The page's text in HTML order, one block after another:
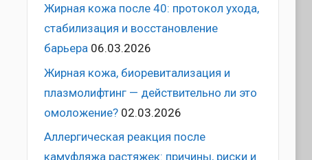
Жирная кожа после 40: протокол ухода,
стабилизация и восстановление
барьера 06.03.2026
Жирная кожа, биоревитализация и
плазмолифтинг — действительно ли это
омоложение? 02.03.2026
Аллергическая реакция после
камуфляжа растяжек: причины, риски и